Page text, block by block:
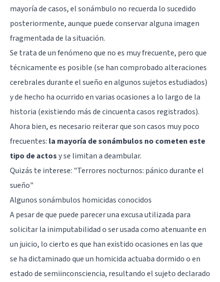
mayoría de casos, el sonámbulo no recuerda lo sucedido
posteriormente, aunque puede conservar alguna imagen
fragmentada de la situación.
Se trata de un fenómeno que no es muy frecuente, pero que
técnicamente es posible (se han comprobado alteraciones
cerebrales durante el sueño en algunos sujetos estudiados)
y de hecho ha ocurrido en varias ocasiones a lo largo de la
historia (existiendo más de cincuenta casos registrados).
Ahora bien, es necesario reiterar que son casos muy poco
frecuentes: la mayoría de sonámbulos no cometen este
tipo de actosy se limitan a deambular.
Quizás te interese: "Terrores nocturnos: pánico durante el
sueño"
Algunos sonámbulos homicidas conocidos
A pesar de que puede parecer una excusa utilizada para
solicitar la inimputabilidad o ser usada como atenuante en
un juicio, lo cierto es que han existido ocasiones en las que
se ha dictaminado que un homicida actuaba dormido o en
estado de semiinconsciencia, resultando el sujeto declarado